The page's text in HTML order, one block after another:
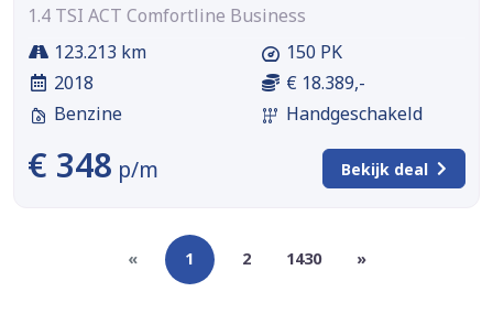
1.4 TSI ACT Comfortline Business
123.213 km
2018
Benzine
150 PK
€ 18.389,-
Handgeschakeld
€ 348 p/m Bekijk deal
« 1 2 1430 »